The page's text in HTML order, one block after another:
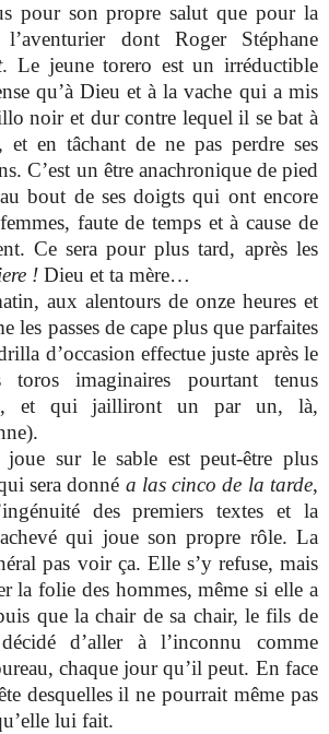
pour son propre salut que pour la
dont Roger Stéphane
. Le jeune torero est un irréductible
qu’à Dieu et à la vache qui a mis
noir et dur contre lequel il se bat à
et en tâchant de ne pas perdre ses
C’est un être anachronique de pied
bout de ses doigts qui ont encore
faute de temps et à cause de
Ce sera pour plus tard, après les
! Dieu et ta mère…
aux alentours de onze heures et
les passes de cape plus que parfaites
d’occasion effectue juste après le
toros imaginaires pourtant tenus
et qui jailliront un par un, là,
sur le sable est peut-être plus
sera donné a las cinco de la tarde,
des premiers textes et la
qui joue son propre rôle. La
pas voir ça. Elle s’y refuse, mais
la folie des hommes, même si elle a
que la chair de sa chair, le fils de
d’aller à l’inconnu comme
chaque jour qu’il peut. En face
desquelles il ne pourrait même pas
lui fait.